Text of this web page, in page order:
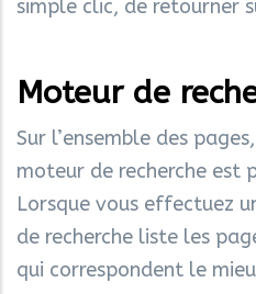
simple clic, de retourner
Moteur de
Sur l’ensemble des
moteur de recherche est
Lorsque vous effectuez
de recherche liste les
qui correspondent le